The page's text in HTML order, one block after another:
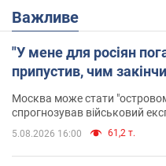
Важливе
"У мене для росіян
припустив, чим
Москва може стати
спрогнозував військовий
5.08.2026 16:00 61,2 т.